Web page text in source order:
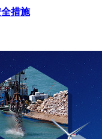
措施